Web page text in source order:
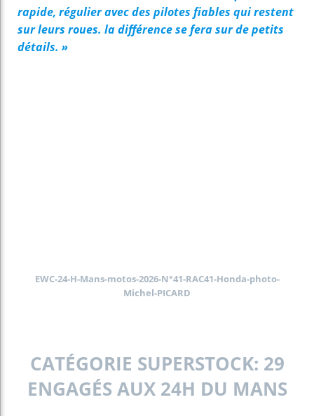
rapide, régulier avec des pilotes fiables qui restent
sur leurs roues. la différence se fera sur de petits
détails. »
EWC-24-H-Mans-motos-2026-N°41-RAC41-Honda-photo-
Michel-PICARD
CATÉGORIE SUPERSTOCK: 29
ENGAGÉS AUX 24H DU MANS